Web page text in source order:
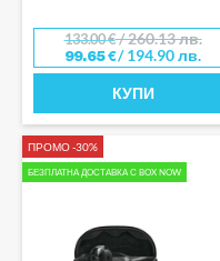
133.00€/ 260.13 лв.
99.65€/ 194.90 лв.
КУПИ
ПРОМО -30%
БЕЗПЛАТНА ДОСТАВКА С BOX NOW